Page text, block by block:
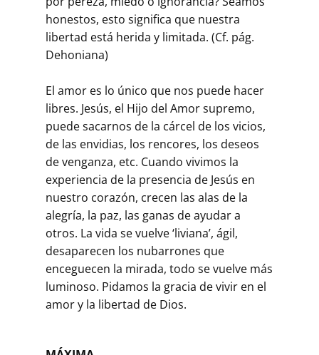
honestos, esto significa que nuestra
libertad está herida y limitada. (Cf. pág.
Dehoniana)
El amor es lo único que nos puede hacer
libres. Jesús, el Hijo del Amor supremo,
puede sacarnos de la cárcel de los vicios,
de las envidias, los rencores, los deseos
de venganza, etc. Cuando vivimos la
experiencia de la presencia de Jesús en
nuestro corazón, crecen las alas de la
alegría, la paz, las ganas de ayudar a
otros. La vida se vuelve ‘liviana’, ágil,
desaparecen los nubarrones que
enceguecen la mirada, todo se vuelve más
luminoso. Pidamos la gracia de vivir en el
amor y la libertad de Dios.